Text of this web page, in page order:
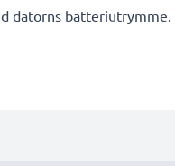
datorns batteriutrymme.